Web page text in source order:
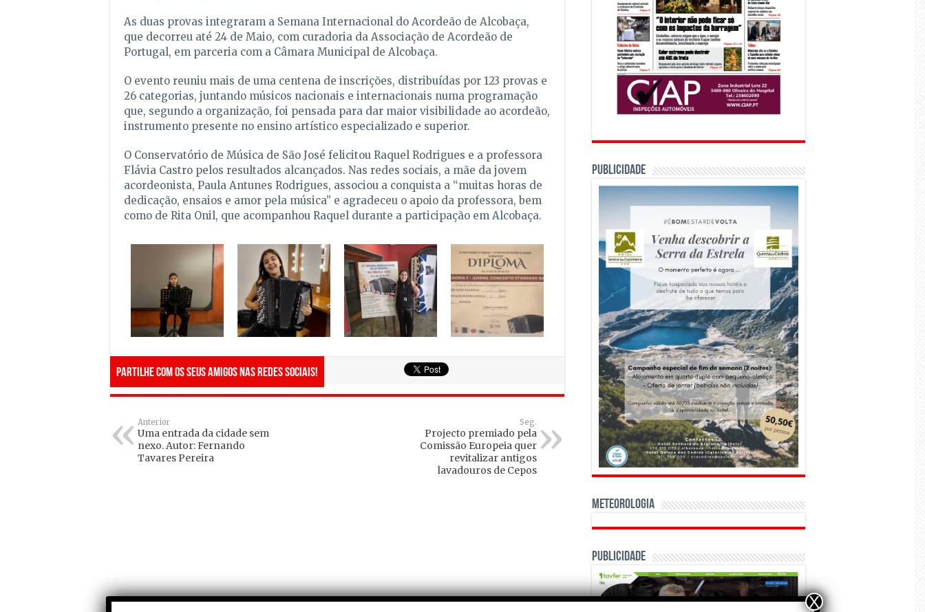
As duas provas integraram a Semana Internacional do Acordeão de Alcobaça,
que decorreu até 24 de Maio, com curadoria da Associação de Acordeão de
Portugal, em parceria com a Câmara Municipal de Alcobaça.
O evento reuniu mais de uma centena de inscrições, distribuídas por 123 provas e
26 categorias, juntando músicos nacionais e internacionais numa programação
que, segundo a organização, foi pensada para dar maior visibilidade ao acordeão,
instrumento presente no ensino artístico especializado e superior.
O Conservatório de Música de São José felicitou Raquel Rodrigues e a professora
Flávia Castro pelos resultados alcançados. Nas redes sociais, a mãe da jovem
acordeonista, Paula Antunes Rodrigues, associou a conquista a “muitas horas de
dedicação, ensaios e amor pela música” e agradeceu o apoio da professora, bem
como de Rita Onil, que acompanhou Raquel durante a participação em Alcobaça.
Partilhe com os seus amigos nas redes sociais!
Anterior
Uma entrada da cidade sem
nexo. Autor: Fernando
Tavares Pereira
Seg.
Projecto premiado pela
Comissão Europeia quer
revitalizar antigos
lavadouros de Cepos
PUBLICIDADE
Meteorologia
Publicidade
X